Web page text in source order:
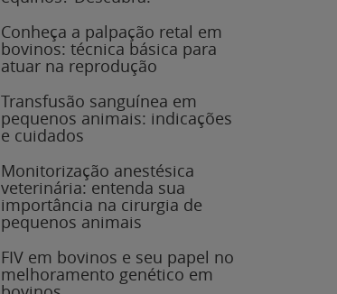
Conheça a palpação retal em
bovinos: técnica básica para
atuar na reprodução
Transfusão sanguínea em
pequenos animais: indicações
e cuidados
Monitorização anestésica
veterinária: entenda sua
importância na cirurgia de
pequenos animais
FIV em bovinos e seu papel no
melhoramento genético em
bovinos